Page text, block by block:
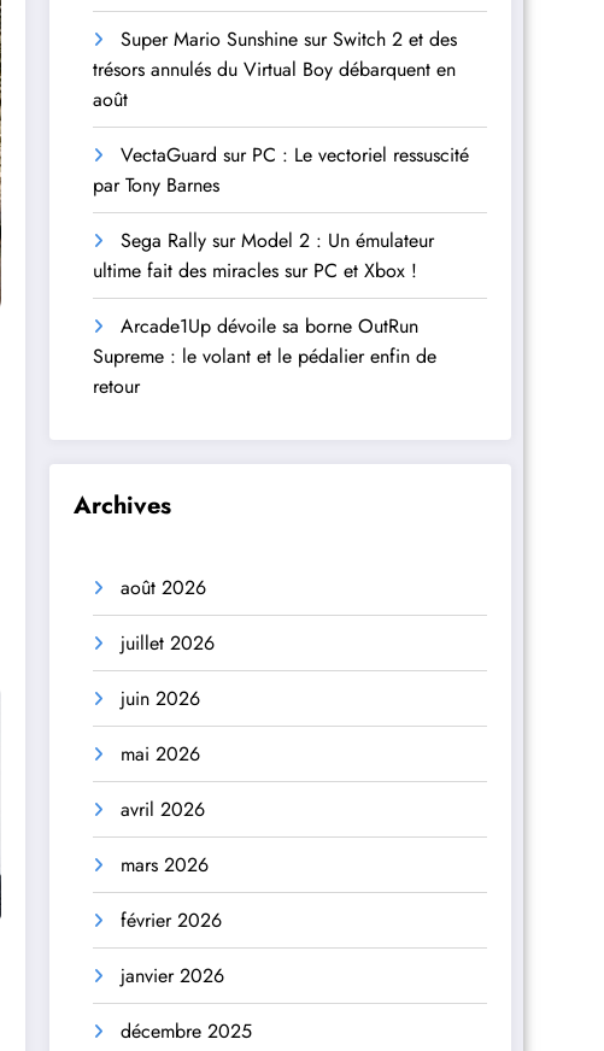
Super Mario Sunshine sur Switch 2 et des
trésors annulés du Virtual Boy débarquent en
août
VectaGuard sur PC : Le vectoriel ressuscité
par Tony Barnes
Sega Rally sur Model 2 : Un émulateur
ultime fait des miracles sur PC et Xbox !
Arcade1Up dévoile sa borne OutRun
Supreme : le volant et le pédalier enfin de
retour
Archives
août 2026
juillet 2026
juin 2026
mai 2026
avril 2026
mars 2026
février 2026
janvier 2026
décembre 2025